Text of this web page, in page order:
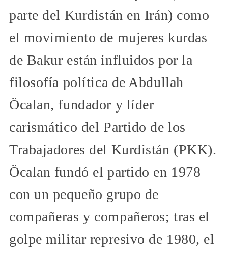
parte del Kurdistán en Irán) como
el movimiento de mujeres kurdas
de Bakur están influidos por la
filosofía política de Abdullah
Öcalan, fundador y líder
carismático del Partido de los
Trabajadores del Kurdistán (PKK).
Öcalan fundó el partido en 1978
con un pequeño grupo de
compañeras y compañeros; tras el
golpe militar represivo de 1980, el